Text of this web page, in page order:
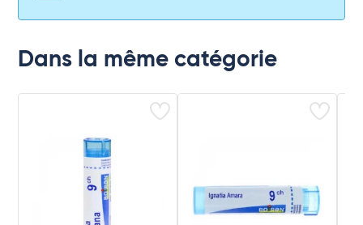
Dans la même catégorie